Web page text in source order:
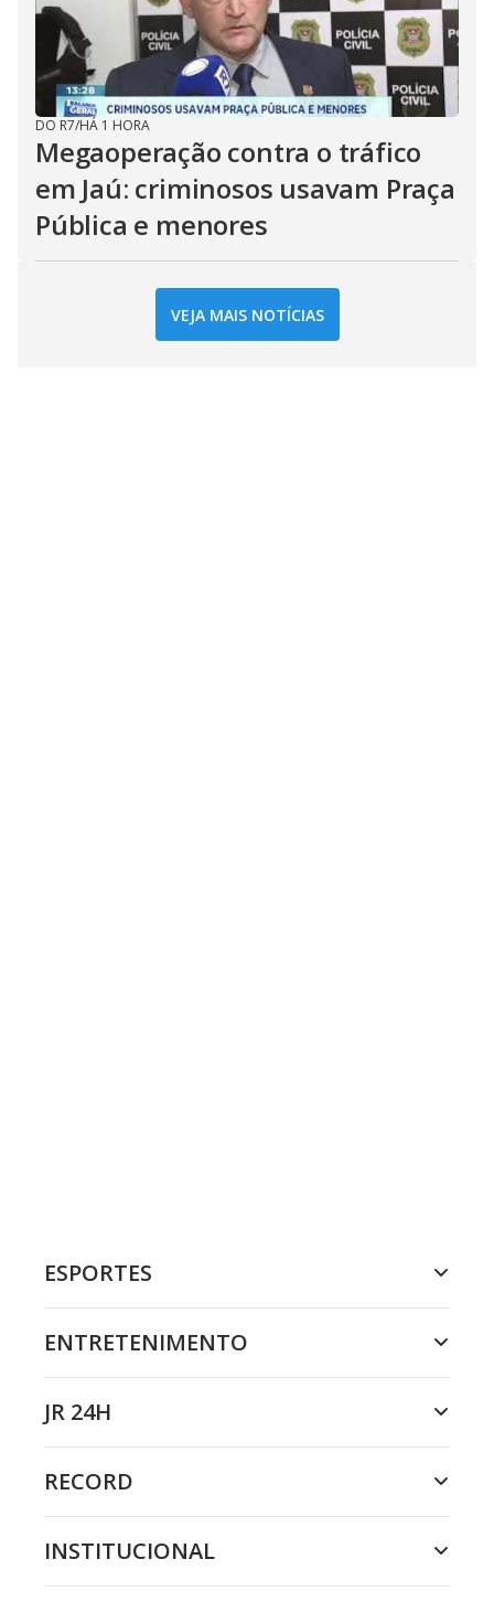
DO R7/HÁ 1 HORA
Megaoperação contra o tráfico
em Jaú: criminosos usavam Praça
Pública e menores
VEJA MAIS NOTÍCIAS
ESPORTES
ENTRETENIMENTO
JR 24H
RECORD
INSTITUCIONAL